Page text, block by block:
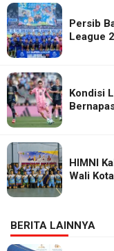
Persib
League
Kondisi
HIMNI
Wali
BERITA LAINNYA